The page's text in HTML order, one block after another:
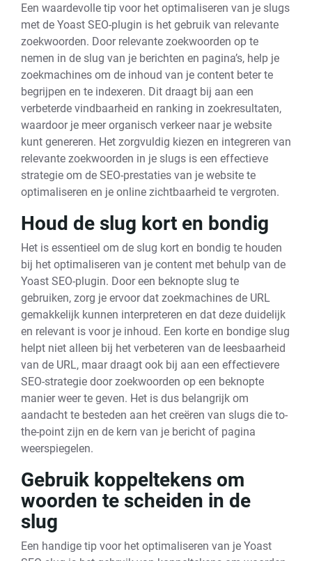
Een waardevolle tip voor het optimaliseren van je slugs
met de Yoast SEO-plugin is het gebruik van relevante
zoekwoorden. Door relevante zoekwoorden op te
nemen in de slug van je berichten en pagina’s, help je
zoekmachines om de inhoud van je content beter te
begrijpen en te indexeren. Dit draagt bij aan een
verbeterde vindbaarheid en ranking in zoekresultaten,
waardoor je meer organisch verkeer naar je website
kunt genereren. Het zorgvuldig kiezen en integreren van
relevante zoekwoorden in je slugs is een effectieve
strategie om de SEO-prestaties van je website te
optimaliseren en je online zichtbaarheid te vergroten.
Houd de slug kort en bondig
Het is essentieel om de slug kort en bondig te houden
bij het optimaliseren van je content met behulp van de
Yoast SEO-plugin. Door een beknopte slug te
gebruiken, zorg je ervoor dat zoekmachines de URL
gemakkelijk kunnen interpreteren en dat deze duidelijk
en relevant is voor je inhoud. Een korte en bondige slug
helpt niet alleen bij het verbeteren van de leesbaarheid
van de URL, maar draagt ook bij aan een effectievere
SEO-strategie door zoekwoorden op een beknopte
manier weer te geven. Het is dus belangrijk om
aandacht te besteden aan het creëren van slugs die to-
the-point zijn en de kern van je bericht of pagina
weerspiegelen.
Gebruik koppeltekens om
woorden te scheiden in de
slug
Een handige tip voor het optimaliseren van je Yoast